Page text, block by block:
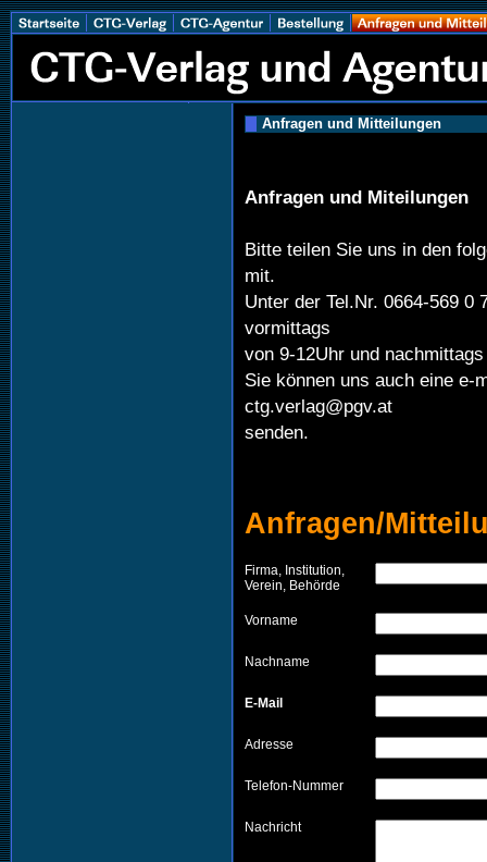
Anfragen und Mitteilungen
Anfragen und Miteilungen
Bitte teilen Sie uns in den
mit.
Unter der Tel.Nr. 0664-569 0
vormittags
von 9-12Uhr und
Sie können uns auch eine e-
ctg.verlag@pgv.at
senden.
Anfragen/
Firma, Institution,
Verein, Behörde
Vorname
Nachname
E-Mail
Adresse
Telefon-Nummer
Nachricht